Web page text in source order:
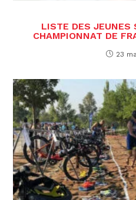
LISTE DES JEUNES
CHAMPIONNAT DE
23